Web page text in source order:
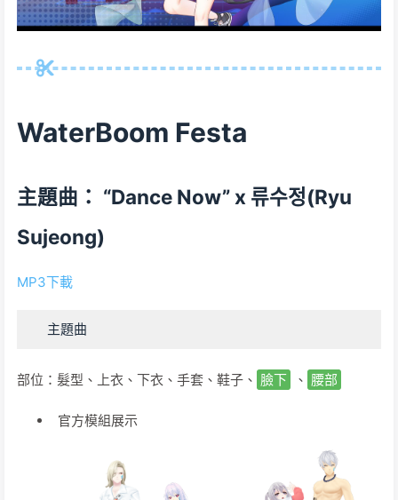
WaterBoom Festa
主題曲： “Dance Now” x 류수정(Ryu
Sujeong)
MP3下載
主題曲
部位：髮型、上衣、下衣、手套、鞋子、 臉下 、 腰部
官方模組展示